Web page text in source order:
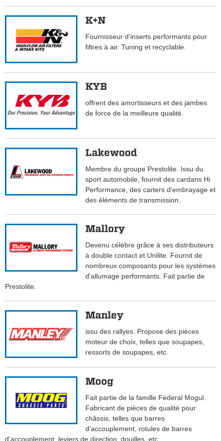
K+N
Fournisseur d'inserts performants pour
filtres à air. Tuning et recyclable.
KYB
offrent des amortisseurs et des jambes
de force de la meilleure qualité.
Lakewood
Membre du groupe Prestolite. Issu du
sport automobile, fournit des cardans Hi
Performance, des carters d'embrayage et
des éléments de transmission.
Mallory
Devenu célèbre grâce à ses distributeurs
à double contact et Unilite. Fournit de
nombreux composants pour les systèmes
d'allumage performants. Fait partie de
Prestolite.
Manley
issu des rallyes. Propose des pièces
moteur de choix, telles que soupapes,
ressorts de soupapes, etc.
Moog
Fait partie de la famille Federal Mogul.
Fabricant de pièces de qualité pour
châssis, telles que barres
d'accouplement, rotules de barres
d'accouplement, leviers de direction, douilles, etc.